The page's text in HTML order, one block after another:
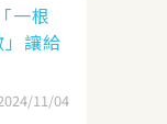
一根
讓給
11/04